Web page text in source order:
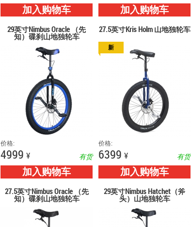
加入购物车 加入购物车
29英寸Nimbus Oracle （先
知）碟刹山地独轮车
价格:
4999 ¥ 有货
加入购物车
27.5英寸Kris Holm 山地独轮车
新
价格:
6399 ¥ 有货
加入购物车
27.5英寸Nimbus Oracle （先
知）碟刹山地独轮车
29英寸Nimbus Hatchet（斧
头）山地独轮车